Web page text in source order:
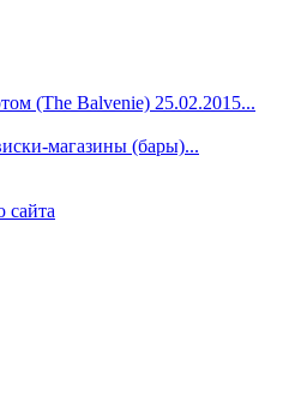
(The Balvenie) 25.02.2015...
магазины (бары)...
сайта